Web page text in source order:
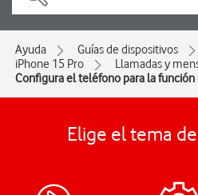
Ayuda Guías de dispositivos
iPhone 15 Pro
Llamadas y
Configura el teléfono para la función
Elige el tema